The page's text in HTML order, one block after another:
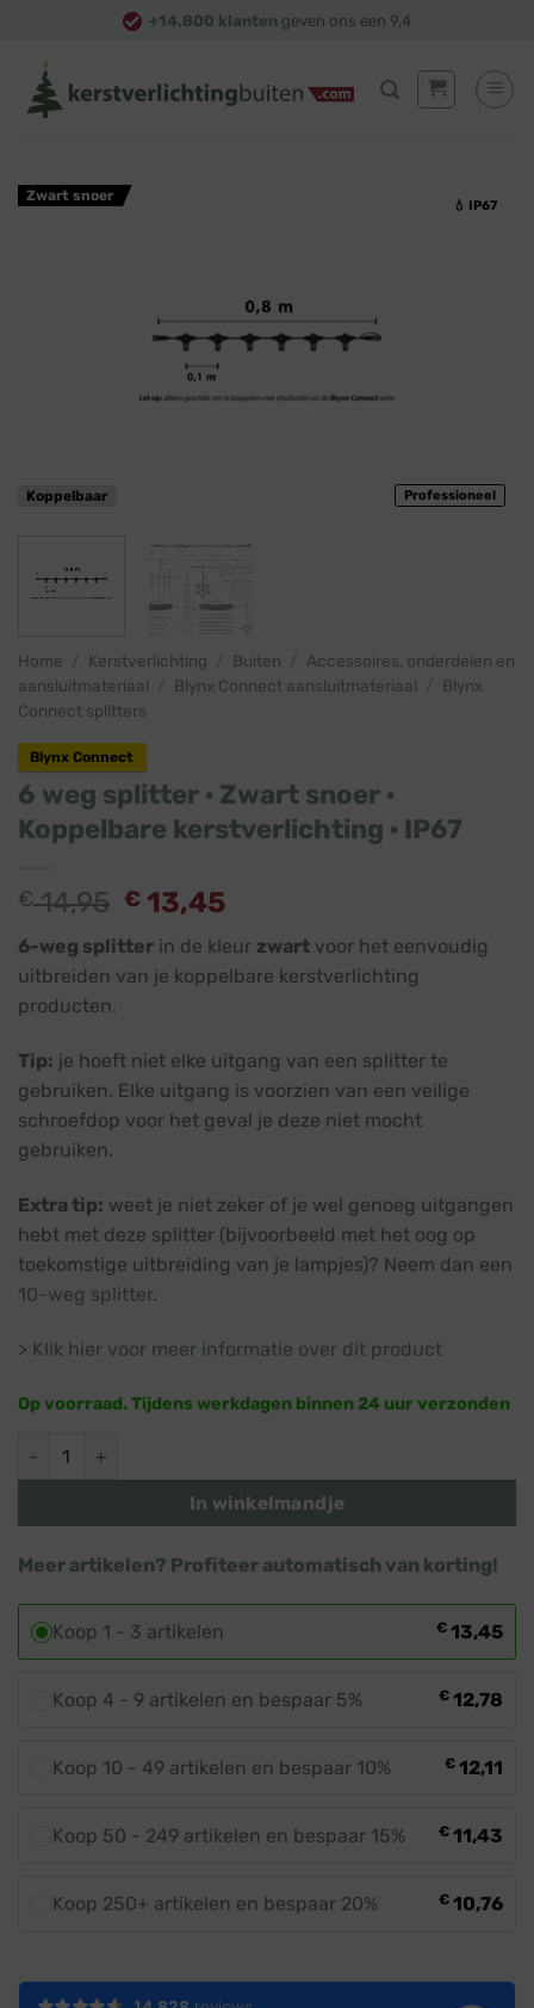
content
+14.800 klanten geven ons een 9,4
💧 IP67
Professioneel
Zwart snoer
Koppelbaar
Home Kerstverlichting Buiten
Accessoires, onderdelen en
aansluitmateriaal
Blynx Connect aansluitmateriaal
Blynx
Connect splitters
Blynx Connect
6 weg splitter · Zwart snoer ·
Koppelbare kerstverlichting · IP67
€14,95 € 13,45
6-weg splitter in de kleur zwart voor het eenvoudig
uitbreiden van je koppelbare kerstverlichting
producten.
Tip: je hoeft niet elke uitgang van een splitter te
gebruiken. Elke uitgang is voorzien van een veilige
schroefdop voor het geval je deze niet mocht
gebruiken.
Extra tip: weet je niet zeker of je wel genoeg uitgangen
hebt met deze splitter (bijvoorbeeld met het oog op
toekomstige uitbreiding van je lampjes)? Neem dan een
10-weg splitter.
> Klik hier voor meer informatie over dit product
Op voorraad. Tijdens werkdagen binnen 24 uur verzonden
In winkelmandje
Meer artikelen? Profiteer automatisch van korting!
Koop 1 - 3 artikelen € 13,45
Koop 4 - 9 artikelen en bespaar 5% € 12,78
Koop 10 - 49 artikelen en bespaar 10% € 12,11
Koop 50 - 249 artikelen en bespaar 15% € 11,43
Koop 250+ artikelen en bespaar 20% € 10,76